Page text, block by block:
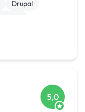
Drupal
5,0